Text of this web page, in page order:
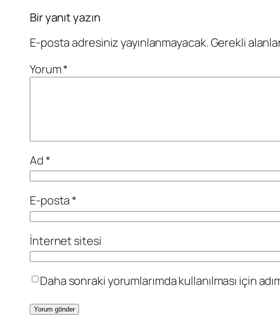
Bir yanıt yazın
E-posta adresiniz yayınlanmayacak.Gerekli
Yorum*
Ad*
E-posta*
İnternet sitesi
Daha sonraki yorumlarımda kullanılması için